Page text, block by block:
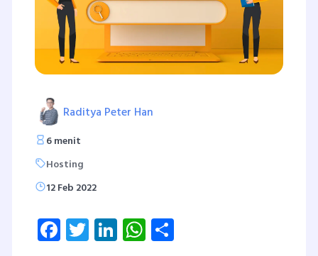
Raditya Peter Han
6 menit
Hosting
12 Feb 2022
Facebook
Twitter
LinkedInWhatsApp